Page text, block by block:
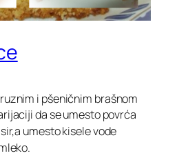
i pšeničnim brašnom
da se umesto povrća
umesto kisele vode